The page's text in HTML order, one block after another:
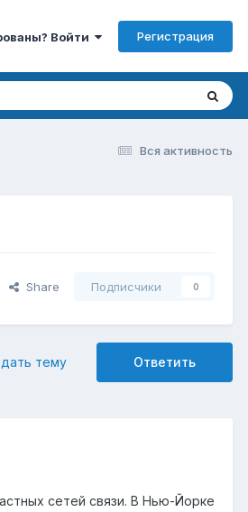
Войти Регистрация
Вся активность
Share Подписчики 0
Ответить
тему
сетей связи. В Нью-Йорке